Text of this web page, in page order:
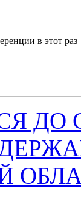
в этот раз
ДО